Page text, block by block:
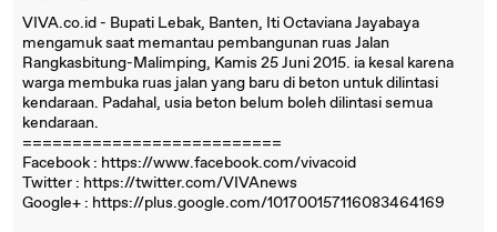
VIVA.co.id - Bupati Lebak, Banten, Iti Octaviana Jayabaya
mengamuk saat memantau pembangunan ruas Jalan
Rangkasbitung-Malimping, Kamis 25 Juni 2015. ia kesal karena
warga membuka ruas jalan yang baru di beton untuk dilintasi
kendaraan. Padahal, usia beton belum boleh dilintasi semua
kendaraan.
==========================
Facebook : https://www.facebook.com/vivacoid
Twitter : https://twitter.com/VIVAnews‎
Google+ : https://plus.google.com/101700157116083464169